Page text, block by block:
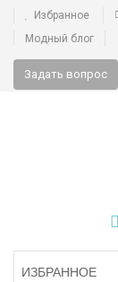
Избранное
Модный блог
Задать вопрос
ИЗБРАННОЕ